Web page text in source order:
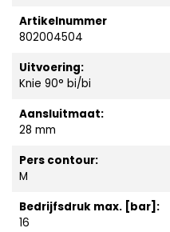
Artikelnummer
802004504
Uitvoering:
Knie 90° bi/bi
Aansluitmaat:
28 mm
Pers contour:
M
Bedrijfsdruk max. [bar]:
16